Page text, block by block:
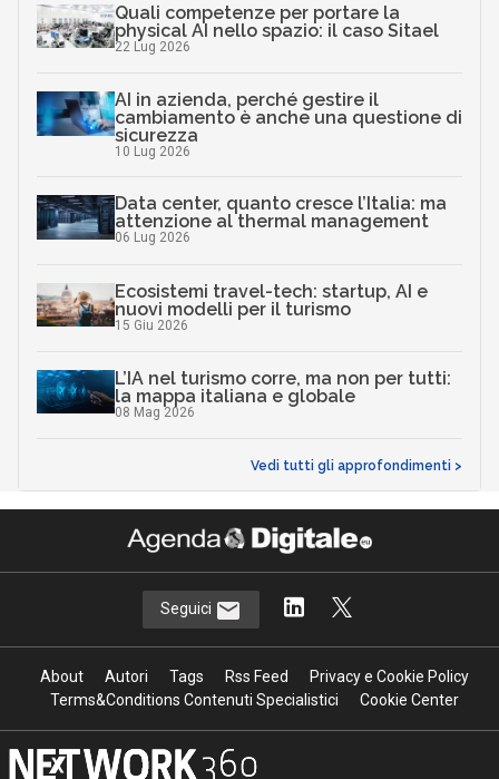
Quali competenze per portare la
physical AI nello spazio: il caso Sitael
22 Lug 2026
AI in azienda, perché gestire il
cambiamento è anche una questione di
sicurezza
10 Lug 2026
Data center, quanto cresce l’Italia: ma
attenzione al thermal management
06 Lug 2026
Ecosistemi travel-tech: startup, AI e
nuovi modelli per il turismo
15 Giu 2026
L’IA nel turismo corre, ma non per tutti:
la mappa italiana e globale
08 Mag 2026
Vedi tutti gli approfondimenti >
Seguici
About Autori Tags Rss Feed
Privacy e Cookie Policy
Terms&Conditions Contenuti Specialistici
Cookie Center